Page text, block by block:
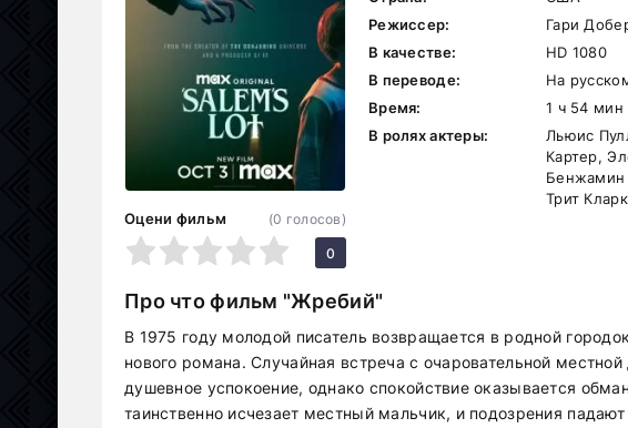
Оцени фильм
5
(0 голосов)
0
Режиссер:
Гари
В качестве:
HD 1080
В переводе:
На
Время:
1 ч 54 мин
В ролях актеры:
Льюис
Картер,
Бенжамин
Трит
Про что фильм "Жребий"
В 1975 году молодой писатель возвращается в родной
нового романа. Случайная встреча с очаровательной
душевное успокоение, однако спокойствие оказывается
таинственно исчезает местный мальчик, и подозрения